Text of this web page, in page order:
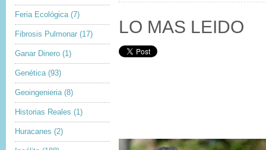
Feria Ecológica (7)
Fibrosis Pulmonar (17)
Ganar Dinero (1)
Genética (93)
Geoingenieria (8)
Historias Reales (1)
Huracanes (2)
LO MAS LEIDO